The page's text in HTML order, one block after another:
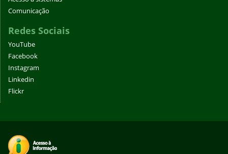
Comunicação
Redes Sociais
YouTube
Facebook
Instagram
Linkedin
Flickr